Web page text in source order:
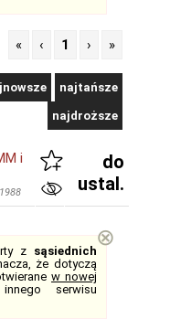
« ‹ 1 › »
najtańsze
najdroższe
i
do
ustal.
z sąsiednich
że dotyczą
w nowej
serwisu
⊗